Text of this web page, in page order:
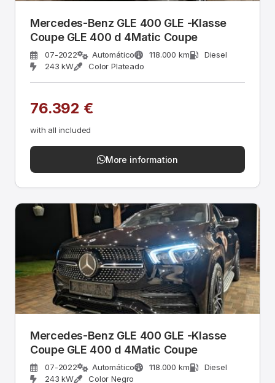
Mercedes-Benz GLE 400 GLE -Klasse
Coupe GLE 400 d 4Matic Coupe
07-2022 Automático 118.000 km
Diesel
243 kW
Color Plateado
76.392 €
with all included
More information
Mercedes-Benz GLE 400 GLE -Klasse
Coupe GLE 400 d 4Matic Coupe
07-2022 Automático 118.000 km
Diesel
243 kW
Color Negro